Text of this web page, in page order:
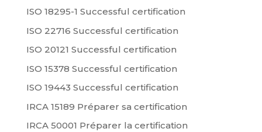
ISO 18295-1 Successful certification
ISO 22716 Successful certification
ISO 20121 Successful certification
ISO 15378 Successful certification
ISO 19443 Successful certification
IRCA 15189 Préparer sa certification
IRCA 50001 Préparer la certification